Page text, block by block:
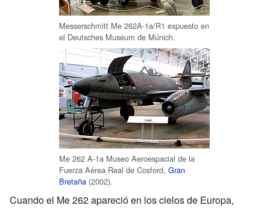
Messerschmitt Me 262A-1a/R1 expuesto en
el Deutsches Museum de Múnich.
Me 262 A-1a Museo Aeroespacial de la
Fuerza Aérea Real de Cosford, Gran
Bretaña (2002).
Cuando el Me 262 apareció en los cielos de Europa,